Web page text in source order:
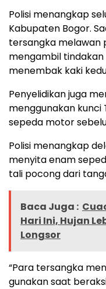
Polisi menangkap
Kabupaten Bogor.
tersangka melawan
mengambil
menembak kaki
Penyelidikan juga
menggunakan kunci
sepeda motor
Polisi menangkap
menyita enam
tali pocong dari
Baca Juga :
Hari Ini, Hujan
Longsor
“Para tersangka
gunakan saat